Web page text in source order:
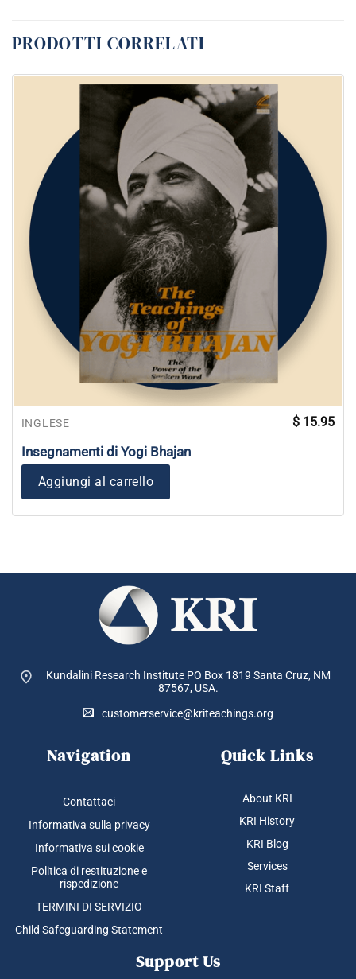
PRODOTTI CORRELATI
INGLESE
Insegnamenti di Yogi Bhajan
$ 15.95
Aggiungi al carrello
Kundalini Research Institute PO Box 1819 Santa Cruz, NM
87567, USA.
customerservice@kriteachings.org
Navigation
Contattaci
Informativa sulla privacy
Informativa sui cookie
Politica di restituzione e
rispedizione
TERMINI DI SERVIZIO
Child Safeguarding Statement
Quick Links
About KRI
KRI History
KRI Blog
Services
KRI Staff
Support Us